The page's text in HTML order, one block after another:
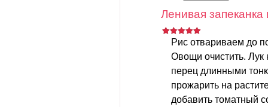
Ленивая
Рис отвариваем до
Овощи очистить. Лук
перец длинными
прожарить на
добавить томатный